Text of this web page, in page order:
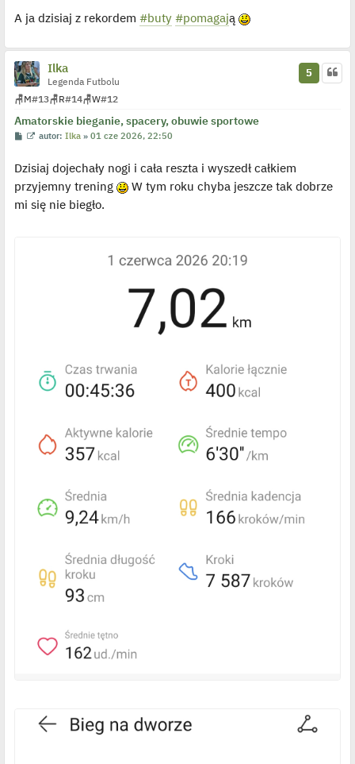
A ja dzisiaj z rekordem #buty #pomagają
Ilka
Legenda Futbolu
🪑M#13🪑R#14🪑W#12
Amatorskie bieganie, spacery, obuwie sportowe
5
P
t
W
w
e
l
autor:Ilka »01 cze 2026, 22:50
Dzisiaj dojechały nogi i cała reszta i wyszedł całkiem
przyjemny trening
W tym roku chyba jeszcze tak dobrze
mi się nie biegło.